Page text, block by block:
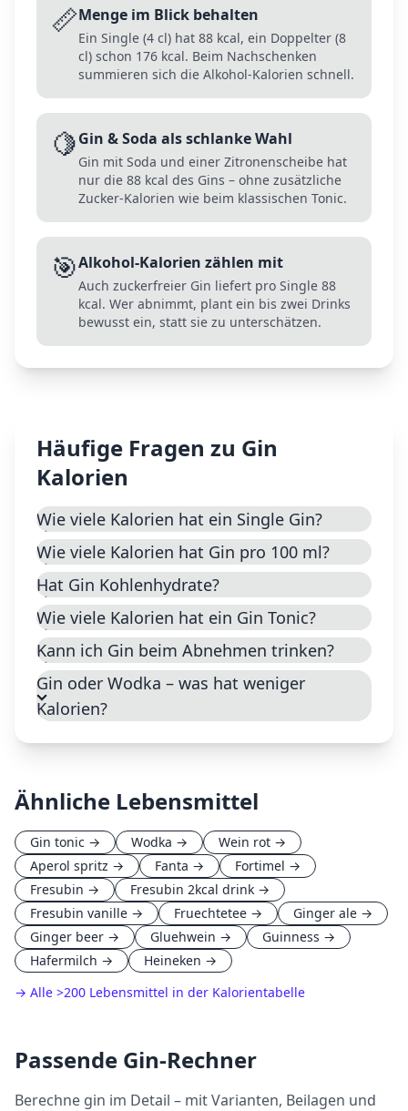
📏Menge im Blick behalten
Ein Single (4 cl) hat 88 kcal, ein Doppelter (8
cl) schon 176 kcal. Beim Nachschenken
summieren sich die Alkohol-Kalorien schnell.
🍋Gin & Soda als schlanke Wahl
Gin mit Soda und einer Zitronenscheibe hat
nur die 88 kcal des Gins – ohne zusätzliche
Zucker-Kalorien wie beim klassischen Tonic.
🎯Alkohol-Kalorien zählen mit
Auch zuckerfreier Gin liefert pro Single 88
kcal. Wer abnimmt, plant ein bis zwei Drinks
bewusst ein, statt sie zu unterschätzen.
Häufige Fragen zu Gin
Kalorien
Wie viele Kalorien hat ein Single Gin?
Wie viele Kalorien hat Gin pro 100 ml?
Hat Gin Kohlenhydrate?
Wie viele Kalorien hat ein Gin Tonic?
Kann ich Gin beim Abnehmen trinken?
Gin oder Wodka – was hat weniger
Kalorien?
Ähnliche Lebensmittel
Gin tonic → Wodka → Wein rot →
Aperol spritz → Fanta → Fortimel →
Fresubin → Fresubin 2kcal drink →
Fresubin vanille → Fruechtetee → Ginger ale →
Ginger beer → Gluehwein → Guinness →
Hafermilch → Heineken →
→ Alle >200 Lebensmittel in der Kalorientabelle
Passende Gin-Rechner
Berechne gin im Detail – mit Varianten, Beilagen und